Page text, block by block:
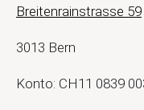
Breitenrainstrasse 59
3013 Bern
Konto: CH11 0839